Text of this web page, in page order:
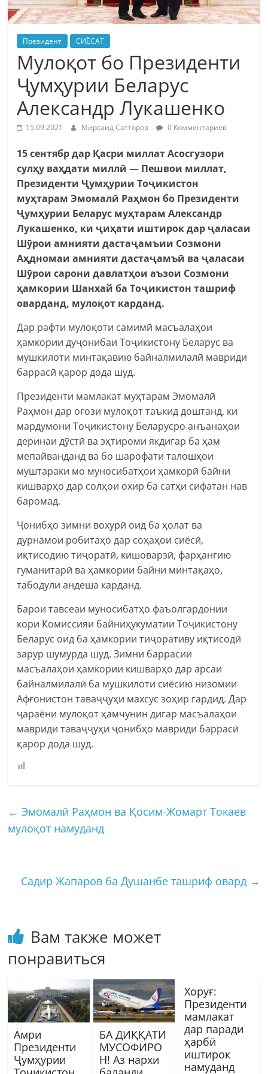
Президент СИЁСАТ
Мулоқот бо Президенти
Ҷумҳурии Беларус
Александр Лукашенко
15.09.2021 Мирсаид Сатторов 0 Комментариев
15 сентябр дар Қасри миллат Асосгузори
сулҳу ваҳдати миллӣ — Пешвои миллат,
Президенти Ҷумҳурии Тоҷикистон
муҳтарам Эмомалӣ Раҳмон бо Президенти
Ҷумҳурии Беларус муҳтарам Александр
Лукашенко, ки ҷиҳати иштирок дар ҷаласаи
Шӯрои амнияти дастаҷамъии Созмони
Аҳдномаи амнияти дастаҷамъӣ ва ҷаласаи
Шӯрои сарони давлатҳои аъзои Созмони
ҳамкории Шанхай ба Тоҷикистон ташриф
оварданд, мулоқот карданд.
Дар рафти мулоқоти самимӣ масъалаҳои
ҳамкории дуҷонибаи Тоҷикистону Беларус ва
мушкилоти минтақавию байналмилалӣ мавриди
баррасӣ қарор дода шуд.
Президенти мамлакат муҳтарам Эмомалӣ
Раҳмон дар оғози мулоқот таъкид доштанд, ки
мардумони Тоҷикистону Беларусро анъанаҳои
деринаи дӯстӣ ва эҳтироми якдигар ба ҳам
мепайванданд ва бо шарофати талошҳои
муштараки мо муносибатҳои ҳамкорӣ байни
кишварҳо дар солҳои охир ба сатҳи сифатан нав
баромад.
Ҷонибҳо зимни вохурӣ оид ба ҳолат ва
дурнамои робитаҳо дар соҳаҳои сиёсӣ,
иқтисодию тиҷоратӣ, кишоварзӣ, фарҳангию
гуманитарӣ ва ҳамкории байни минтақаҳо,
табодули андеша карданд.
Барои тавсеаи муносибатҳо фаъолгардонии
кори Комиссияи байниҳукуматии Тоҷикистону
Беларус оид ба ҳамкории тиҷоративу иқтисодӣ
зарур шумурда шуд. Зимни баррасии
масъалаҳои ҳамкории кишварҳо дар арсаи
байналмилалӣ ба мушкилоти сиёсию низомии
Афғонистон таваҷҷуҳи махсус зоҳир гардид. Дар
ҷараёни мулоқот ҳамчунин дигар масъалаҳои
мавриди таваҷҷуҳи ҷонибҳо мавриди баррасӣ
қарор дода шуд.
← Эмомалӣ Раҳмон ва Қосим-Жомарт Токаев
мулоқот намуданд
Садир Жапаров ба Душанбе ташриф овард →
Вам также может
понравиться
Амри
Президенти
Ҷумҳурии
БА ДИҚҚАТИ
МУСОФИРО
Н! Аз нархи
Хоруғ:
Президенти
мамлакат
дар паради
ҳарбӣ
иштирок
намуданд